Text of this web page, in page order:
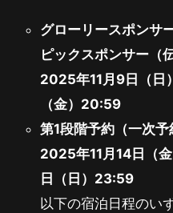
グローリースポンサ
ピックスポンサー（
2025年11月9日（日
（金）20:59
第1段階予約（一次予
2025年11月14日（
日（日）23:59
以下の宿泊日程のい